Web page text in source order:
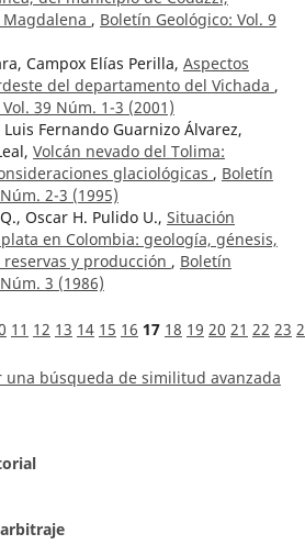
, Boletín Geológico: Vol. 9
Campox Elías Perilla, Aspectos
del departamento del Vichada ,
39 Núm. 1-3 (2001)
Fernando Guarnizo Álvarez,
Volcán nevado del Tolima:
glaciológicas , Boletín
2-3 (1995)
Oscar H. Pulido U., Situación
en Colombia: geología, génesis,
y producción , Boletín
3 (1986)
11 12 13 14 15 16 17 18 19 20 21 22 23
una búsqueda de similitud avanzada